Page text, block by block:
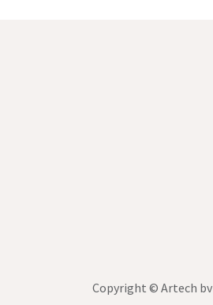
Copyright © Artech bv